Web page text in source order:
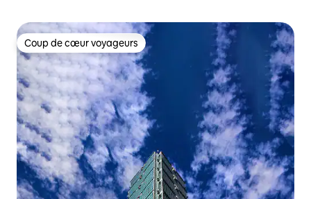
Coup de cœur voyageurs
Coup de cœur voyageurs